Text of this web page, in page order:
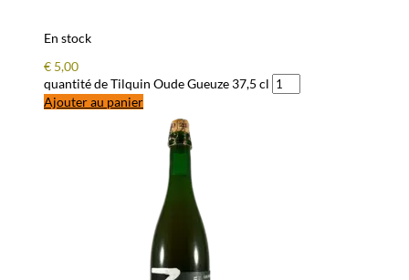
En stock
€ 5,00
quantité de Tilquin Oude Gueuze 37,5 cl
Ajouter au panier